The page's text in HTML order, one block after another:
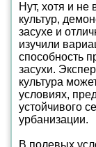
Нут, хотя и
культур,
засухе и
изучили
способность
засухи.
культура
условиях,
устойчивого
урбанизации.
В полевых